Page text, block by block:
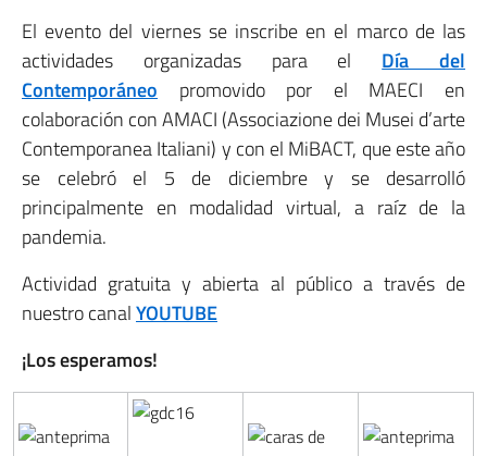
El evento del viernes se inscribe en el marco de las
actividades organizadas para el Día del
Contemporáneo promovido por el MAECI en
colaboración con AMACI (Associazione dei Musei d’arte
Contemporanea Italiani) y con el MiBACT, que este año
se celebró el 5 de diciembre y se desarrolló
principalmente en modalidad virtual, a raíz de la
pandemia.
Actividad gratuita y abierta al público a través de
nuestro canalYOUTUBE
¡Los esperamos!